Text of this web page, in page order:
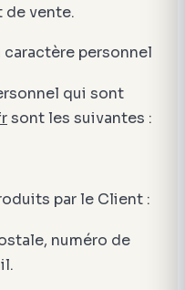
de vente.
personnel
qui sont
sont les suivantes :
par le Client :
numéro de